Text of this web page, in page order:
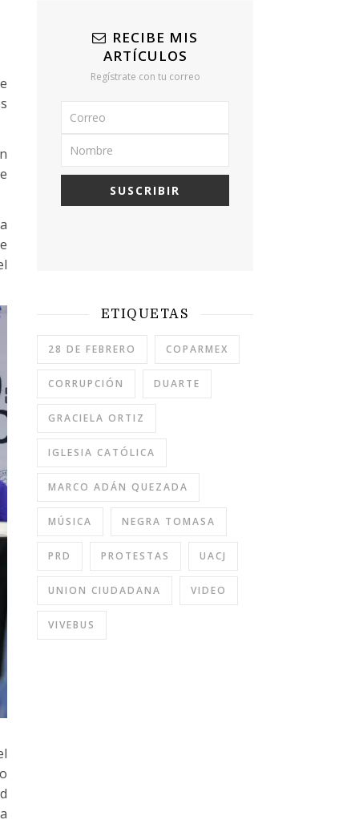
RECIBE MIS
ARTÍCULOS
Regístrate con tu correo
ETIQUETAS
28 DE FEBRERO COPARMEX
CORRUPCIÓN DUARTE
GRACIELA ORTIZ
IGLESIA CATÓLICA
MARCO ADÁN QUEZADA
MÚSICA NEGRA TOMASA
PRD PROTESTAS UACJ
UNION CIUDADANA VIDEO
VIVEBUS